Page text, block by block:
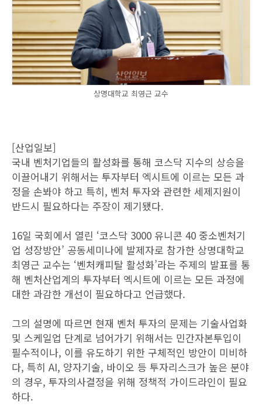
상명대학교 최영근 교수
[산업일보]
국내 벤처기업들의 활성화를 통해 코스닥 지수의 상승을
이끌어내기 위해서는 투자부터 엑시트에 이르는 모든 과
정을 손봐야 하고 특히, 벤처 투자와 관련한 세제지원이
반드시 필요하다는 주장이 제기됐다.
16일 국회에서 열린 ‘코스닥 3000 유니콘 40 중소벤처기
업 성장방안’ 공동세미나에 발제자로 참가한 상명대학교
최영근 교수는 ‘벤처캐피탈 활성화’라는 주제의 발표를 통
해 벤처산업계의 투자부터 엑시트에 이르는 모든 과정에
대한 과감한 개선이 필요하다고 언급했다.
그의 설명에 따르면 현재 벤처 투자의 문제는 기술사업화
및 스케일업 단계로 넘어가기 위해서는 민간자본투입이
필수적이나, 이를 유도하기 위한 구체적인 방안이 미비하
다, 특히 AI, 양자기술, 바이오 등 투자리스크가 높은 분야
의 경우, 투자의사결정을 위해 정책적 가이드라인이 필요
하다.